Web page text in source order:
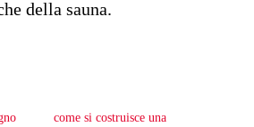
della sauna.
come si costruisce una